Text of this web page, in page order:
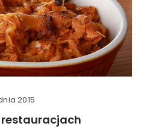
2015
restauracjach